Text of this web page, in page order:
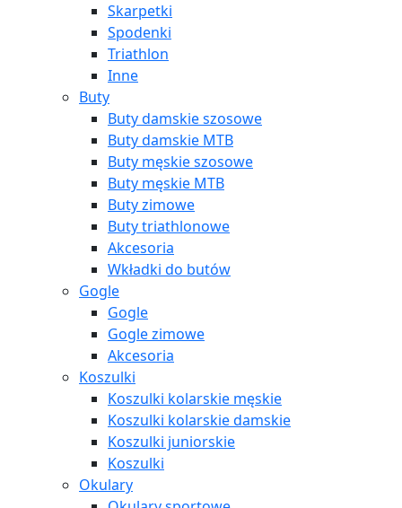
Skarpetki
Spodenki
Triathlon
Inne
Buty
Buty damskie szosowe
Buty damskie MTB
Buty męskie szosowe
Buty męskie MTB
Buty zimowe
Buty triathlonowe
Akcesoria
Wkładki do butów
Gogle
Gogle
Gogle zimowe
Akcesoria
Koszulki
Koszulki kolarskie męskie
Koszulki kolarskie damskie
Koszulki juniorskie
Koszulki
Okulary